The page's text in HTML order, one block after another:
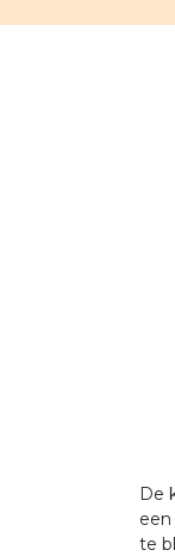
De
te